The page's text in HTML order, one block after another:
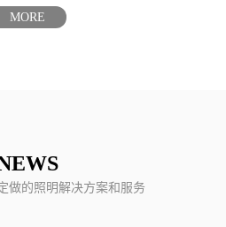
MORE
做的照明解决方案和服务